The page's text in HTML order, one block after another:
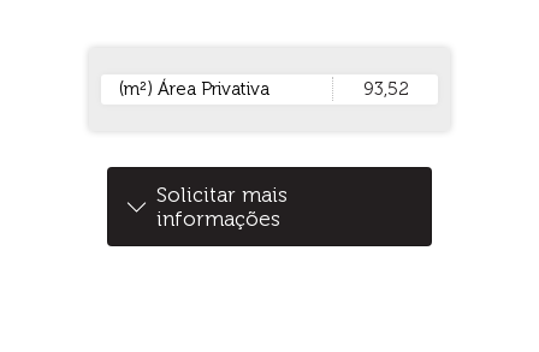
(m²) Área Privativa 93,52
Solicitar mais
informações